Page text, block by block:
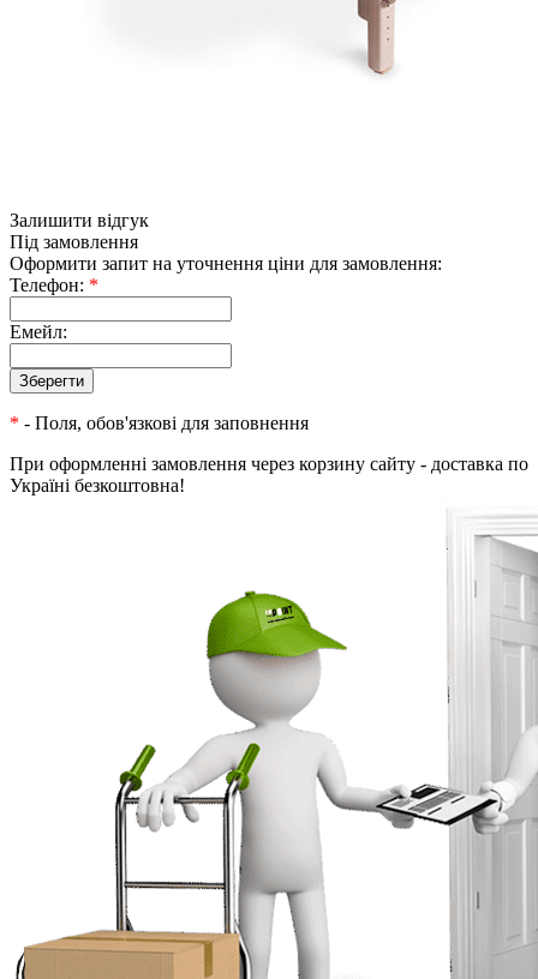
Залишити відгук
Під замовлення
Оформити запит на уточнення ціни для замовлення:
Телефон: *
Емейл:
* - Поля, обов'язкові для заповнення
При оформленні замовлення через корзину сайту - доставка по
Україні безкоштовна!